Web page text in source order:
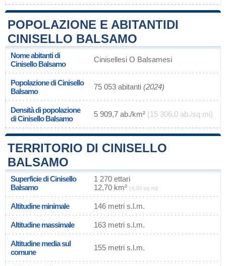
POPOLAZIONE E ABITANTIDI
CINISELLO BALSAMO
Nome abitanti di
Cinisello Balsamo
Cinisellesi O Balsamesi
Popolazione di Cinisello
Balsamo
75 053 abitanti (2024)
Densità di popolazione
di Cinisello Balsamo
5 909,7 ab./km² (15 306,0 ab./sq mi)
TERRITORIO DI CINISELLO
BALSAMO
Superficie di Cinisello
Balsamo
1 270 ettari
12,70 km² (4,90 sq mi)
Altitudine minimale 146 metri s.l.m.
Altitudine massimale 163 metri s.l.m.
Altitudine media sul
comune
155 metri s.l.m.